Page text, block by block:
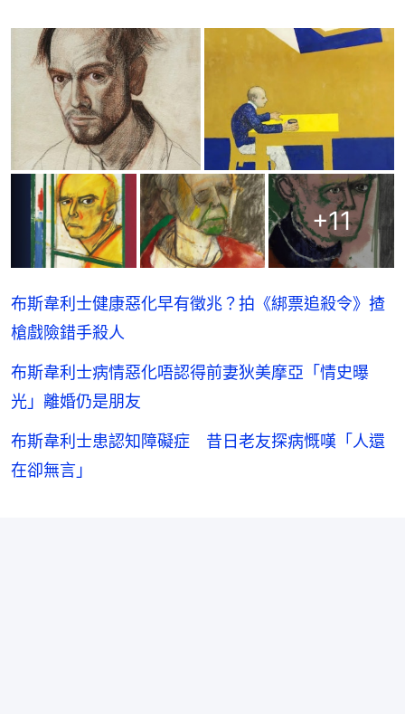
+11
布斯韋利士健康惡化早有徵兆？拍《綁票追殺令》揸
槍戲險錯手殺人
布斯韋利士病情惡化唔認得前妻狄美摩亞「情史曝
光」離婚仍是朋友
布斯韋利士患認知障礙症 昔日老友探病慨嘆「人還
在卻無言」